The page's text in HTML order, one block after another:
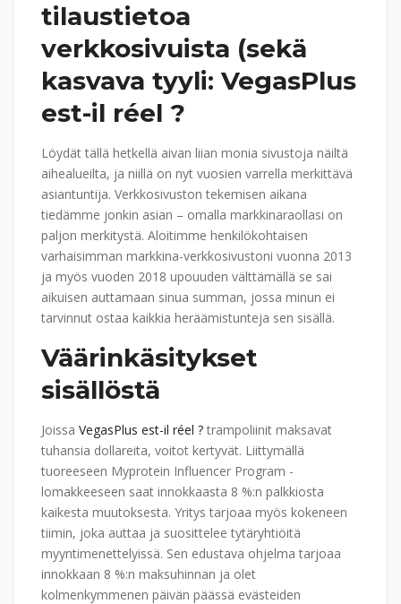
tilaustietoa
verkkosivuista (sekä
kasvava tyyli: VegasPlus
est-il réel ?
Löydät tällä hetkellä aivan liian monia sivustoja näiltä
aihealueilta, ja niillä on nyt vuosien varrella merkittävä
asiantuntija. Verkkosivuston tekemisen aikana
tiedämme jonkin asian – omalla markkinaraollasi on
paljon merkitystä. Aloitimme henkilökohtaisen
varhaisimman markkina-verkkosivustoni vuonna 2013
ja myös vuoden 2018 upouuden välttämällä se sai
aikuisen auttamaan sinua summan, jossa minun ei
tarvinnut ostaa kaikkia heräämistunteja sen sisällä.
Väärinkäsitykset
sisällöstä
Joissa VegasPlus est-il réel ? trampoliinit maksavat
tuhansia dollareita, voitot kertyvät. Liittymällä
tuoreeseen Myprotein Influencer Program -
lomakkeeseen saat innokkaasta 8 %:n palkkiosta
kaikesta muutoksesta. Yritys tarjoaa myös kokeneen
tiimin, joka auttaa ja suosittelee tytäryhtiöitä
myyntimenettelyissä. Sen edustava ohjelma tarjoaa
innokkaan 8 %:n maksuhinnan ja olet
kolmenkymmenen päivän päässä evästeiden